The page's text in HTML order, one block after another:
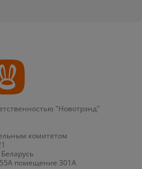
"Новотрэнд"
комитетом
помещение 301А